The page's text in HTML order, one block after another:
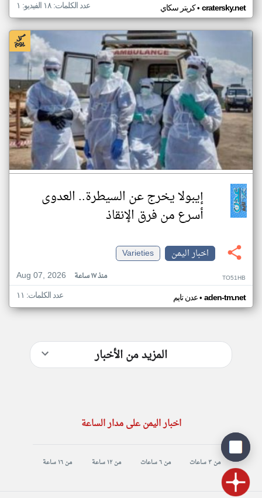
كريتر سكاي• cratersky.net عدد الكلمات: ١٨ الفيديو: ١
إيبولا يخرج عن السيطرة.. العدوى
أسرع من فرق الإنقاذ
اخبار اليمن
Varieties
Aug 07, 2026
منذ ١٧ ساعة TO51HB
عدن تايم• aden-tm.net عدد الكلمات: ١١
المزيد من الأخبار
اخبار اليمن على مدار الساعة
من ٣ ساعات من ٦ ساعات من ١٢ ساعة من ١٦ ساعة